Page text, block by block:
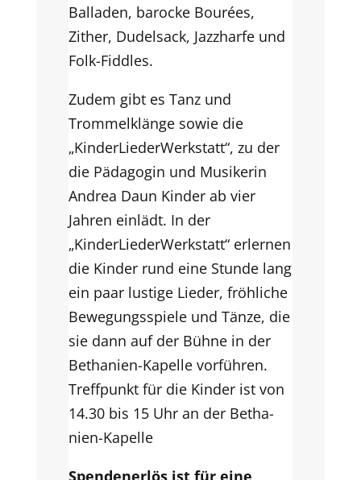
Balladen, barocke Bourées,
Zither, Dudelsack, Jazzharfe und
Folk-Fiddles.
Zudem gibt es Tanz und
Trommelklänge sowie die
„KinderLiederWerkstatt“, zu der
die Pädagogin und Musikerin
Andrea Daun Kinder ab vier
Jahren einlädt. In der
„KinderLiederWerkstatt“ erlernen
die Kinder rund eine Stunde lang
ein paar lustige Lieder, fröhliche
Bewegungsspiele und Tänze, die
sie dann auf der Bühne in der
Bethanien-Kapelle vorführen.
Treffpunkt für die Kinder ist von
14.30 bis 15 Uhr an der Betha-
nien-Kapelle